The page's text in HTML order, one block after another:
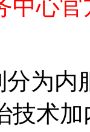
中心官
为
技术